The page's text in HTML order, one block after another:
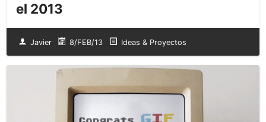
el 2013
Javier 8/FEB/13 Ideas & Proyectos